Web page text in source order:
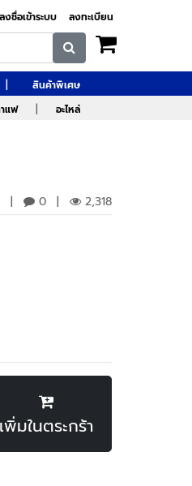
ลงชื่อเข้าระบบ ลงทะเบียน
|
สินค้าพิเศษ
แฟ | อะไหล่
| 0 | 2,318
เพิ่มในตระกร้า